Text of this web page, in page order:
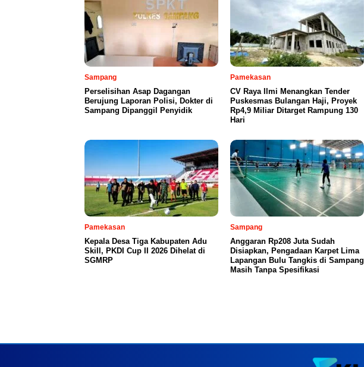
Sampang
Perselisihan Asap Dagangan
Berujung Laporan Polisi, Dokter di
Sampang Dipanggil Penyidik
Pamekasan
CV Raya Ilmi Menangkan Tender
Puskesmas Bulangan Haji, Proyek
Rp4,9 Miliar Ditarget Rampung 130
Hari
Pamekasan
Kepala Desa Tiga Kabupaten Adu
Skill, PKDI Cup II 2026 Dihelat di
SGMRP
Sampang
Anggaran Rp208 Juta Sudah
Disiapkan, Pengadaan Karpet Lima
Lapangan Bulu Tangkis di Sampang
Masih Tanpa Spesifikasi